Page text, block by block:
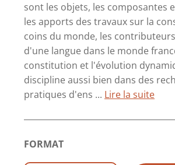
sont les objets, les composantes
les apports des travaux sur la
coins du monde, les
d'une langue dans le monde
constitution et l'évolution
discipline aussi bien dans des
pratiques d'ens ... Lire la suite
FORMAT